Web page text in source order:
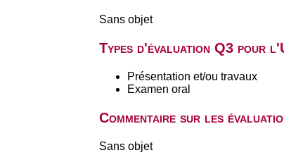
Sans objet
Types d'évaluation Q3 pour
Présentation et/ou travaux
Examen oral
Commentaire sur les
Sans objet